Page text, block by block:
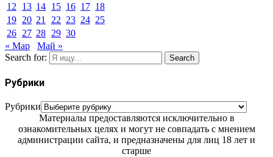
12
13 14 15 16 17 18
19 20 21 22 23 24 25
26 27 28 29 30
« Мар
Май »
Search for:
Search
Рубрики
Рубрики
Материалы предоставляются исключительно в
ознакомительных целях и могут не совпадать с мнением
администрации сайта, и предназначены для лиц 18 лет и
старше